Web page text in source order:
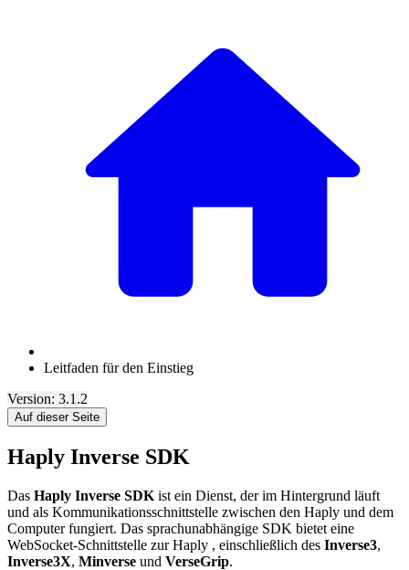
Leitfaden für den Einstieg
Version: 3.1.2
Auf dieser Seite
Haply Inverse SDK
Das Haply Inverse SDK ist ein Dienst, der im Hintergrund läuft
und als Kommunikationsschnittstelle zwischen den Haply und dem
Computer fungiert. Das sprachunabhängige SDK bietet eine
WebSocket-Schnittstelle zur Haply , einschließlich des Inverse3,
Inverse3X, Minverse und VerseGrip.